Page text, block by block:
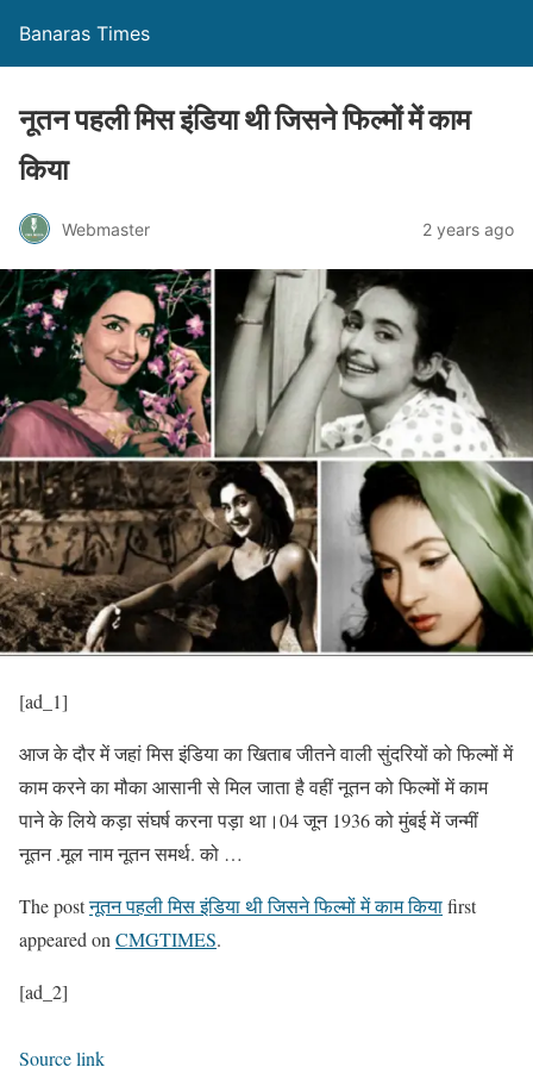
Banaras Times
नूतन पहली मिस इंडिया थी जिसने फिल्मों में काम
किया
Webmaster 2 years ago
[ad_1]
आज के दौर में जहां मिस इंडिया का खिताब जीतने वाली सुंदरियों को फिल्मों में
काम करने का मौका आसानी से मिल जाता है वहीं नूतन को फिल्मों में काम
पाने के लिये कड़ा संघर्ष करना पड़ा था।04 जून 1936 को मुंबई में जन्मीं
नूतन .मूल नाम नूतन समर्थ. को …
The postनूतन पहली मिस इंडिया थी जिसने फिल्मों में काम कियाfirst
appeared on CMGTIMES.
[ad_2]
Source link